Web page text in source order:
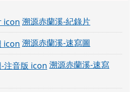
溯源赤蘭溪-紀錄片
溯源赤蘭溪-速寫圖
溯源赤蘭溪-速寫